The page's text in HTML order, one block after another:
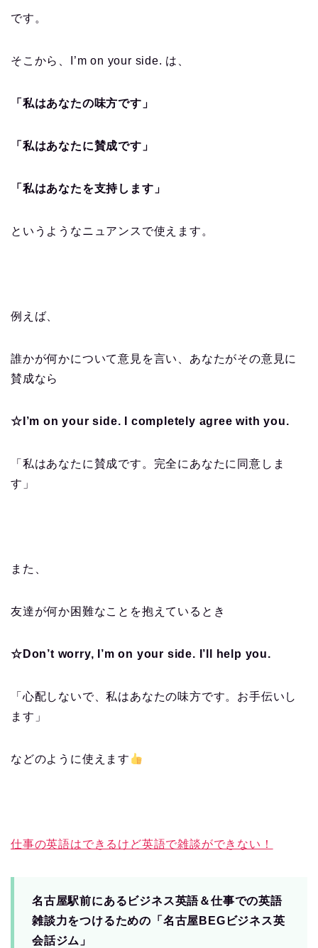
です。
そこから、I’m on your side. は、
「私はあなたの味方です」
「私はあなたに賛成です」
「私はあなたを支持します」
というようなニュアンスで使えます。
例えば、
誰かが何かについて意見を言い、あなたがその意見に
賛成なら
☆I’m on your side. I completely agree with you.
「私はあなたに賛成です。完全にあなたに同意しま
す」
また、
友達が何か困難なことを抱えているとき
☆Don’t worry, I’m on your side. I’ll help you.
「心配しないで、私はあなたの味方です。お手伝いし
ます」
などのように使えます
仕事の英語はできるけど英語で雑談ができない！
名古屋駅前にあるビジネス英語＆仕事での英語
雑談力をつけるための「名古屋BEGビジネス英
会話ジム」